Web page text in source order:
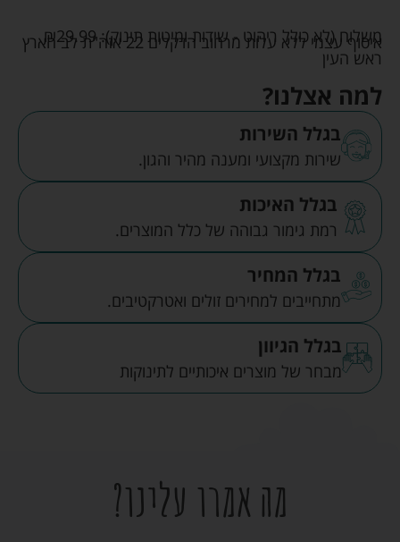
משלוח (לא כולל ריהוט - שידות ומיטות תינוק): ₪29.99
איסוף עצמי ללא עלות מרחוב הדקלים 22 אזה"ת לב הארץ
ראש העין
למה אצלנו?
בגלל השירות
שירות מקצועי ומענה מהיר והגון.
בגלל האיכות
רמת גימור גבוהה של כלל המוצרים.
בגלל המחיר
מתחייבים למחירים זולים ואטרקטיבים.
בגלל הגיוון
מבחר של מוצרים איכותיים לתינוקות
מה אמרו עלינו?